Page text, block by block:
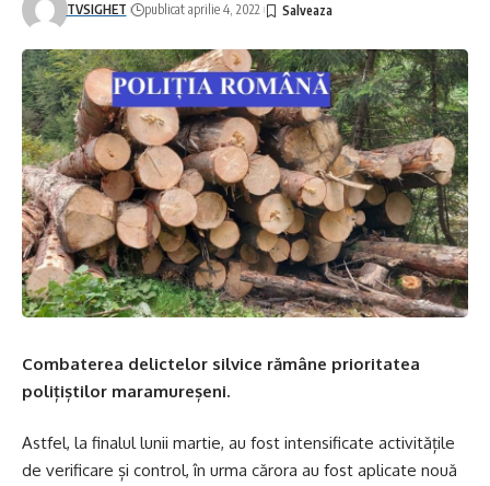
TVSIGHET publicat aprilie 4, 2022
Combaterea delictelor silvice rămâne prioritatea
polițiștilor maramureșeni.
Astfel, la finalul lunii martie, au fost intensificate activitățile
de verificare și control, în urma cărora au fost aplicate nouă